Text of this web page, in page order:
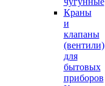
Краны
и
клапаны
(вентили)
для
бытовых
приборов